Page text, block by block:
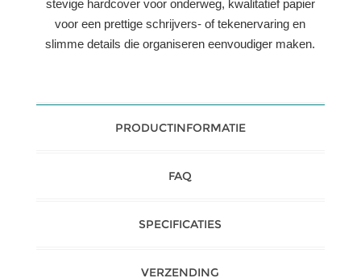
stevige hardcover voor onderweg, kwalitatief papier
voor een prettige schrijvers- of tekenervaring en
slimme details die organiseren eenvoudiger maken.
PRODUCTINFORMATIE
FAQ
SPECIFICATIES
VERZENDING